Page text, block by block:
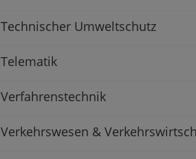
Technischer Umweltschutz
Telematik
Verfahrenstechnik
Verkehrswesen &